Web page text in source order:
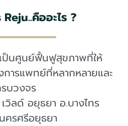
คืออะไร ?
ป็นศูนย์ฟื้นฟูสุขภาพที่ให้
ารแพทย์ที่หลากหลายและ
บวงจร
วิลด์ อยุธยา อ.บางไทร
ครศรีอยุธยา